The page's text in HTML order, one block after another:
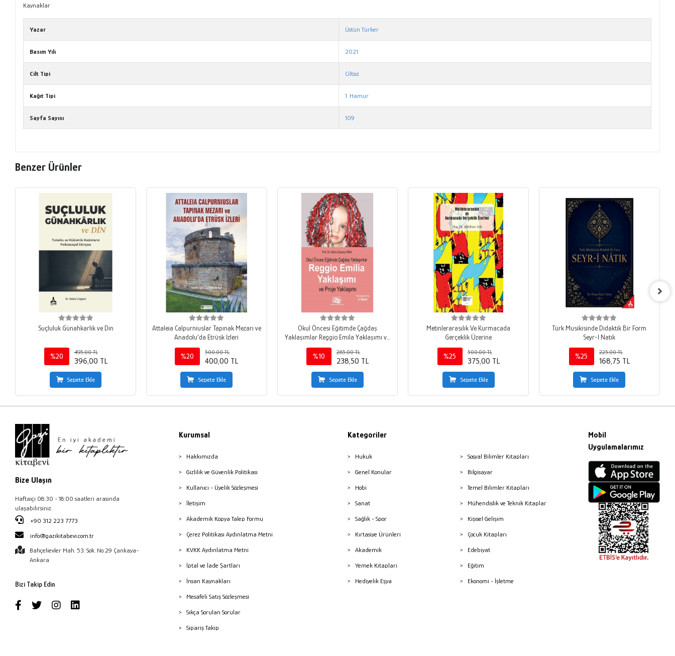
Kaynaklar
Yazar Üstün Türker
Basım Yılı 2021
Cilt Tipi Ciltsiz
Kağıt Tipi 1. Hamur
Sayfa Sayısı 109
Benzer Ürünler
Suçluluk Günahkarlık ve Din
%20
495,00 TL
396,00 TL
Sepete Ekle
Attaleia Calpurniuslar Tapınak Mezarı ve
Anadolu’da Etrüsk İzleri
%20
500,00 TL
400,00 TL
Sepete Ekle
Okul Öncesi Eğitimde Çağdaş
Yaklaşımlar Reggio Emila Yaklaşımı ve
Proje Yaklaşımı
%10
265,00 TL
238,50 TL
Sepete Ekle
Metinlerarasılık Ve Kurmacada
Gerçeklik Üzerine
%25
500,00 TL
375,00 TL
Sepete Ekle
Türk Musikisinde Didaktik Bir Form
Seyr-İ Natık
%25
225,00 TL
168,75 TL
Sepete Ekle
Bize Ulaşın
Haftaiçi 08:30 - 18:00 saatleri arasında
ulaşabilirsiniz.
+90 312 223 7773
info@gazikitabevi.com.tr
Bahçelievler Mah. 53. Sok. No:29 Çankaya-
Ankara
Bizi Takip Edin
Kurumsal
Hakkımızda
Gizlilik ve Güvenlik Politikası
Kullanıcı - Üyelik Sözleşmesi
İletişim
Akademik Kopya Talep Formu
Çerez Politikası Aydınlatma Metni
KVKK Aydınlatma Metni
İptal ve İade Şartları
İnsan Kaynakları
Mesafeli Satış Sözleşmesi
Sıkça Sorulan Sorular
Sipariş Takip
Kategoriler
Hukuk
Genel Konular
Hobi
Sanat
Sağlık - Spor
Kırtasiye Ürünleri
Akademik
Yemek Kitapları
Hediyelik Eşya
Sosyal Bilimler Kitapları
Bilgisayar
Temel Bilimler Kitapları
Mühendislik ve Teknik Kitaplar
Kişisel Gelişim
Çocuk Kitapları
Edebiyat
Eğitim
Ekonomi - İşletme
Mobil
Uygulamalarımız